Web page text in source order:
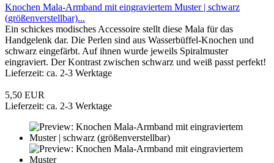
Knochen Mala-Armband mit eingraviertem Muster | schwarz
(größenverstellbar)...
Ein schickes modisches Accessoire stellt diese Mala für das
Handgelenk dar. Die Perlen sind aus Wasserbüffel-Knochen und
schwarz eingefärbt. Auf ihnen wurde jeweils Spiralmuster
eingraviert. Der Kontrast zwischen schwarz und weiß passt perfekt!
Lieferzeit: ca. 2-3 Werktage
5,50 EUR
Lieferzeit: ca. 2-3 Werktage